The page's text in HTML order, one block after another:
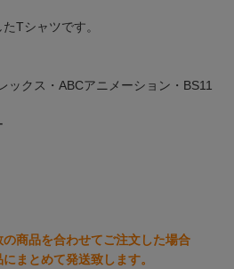
Tシャツです。
ックス・ABCアニメーション・BS11
商品を合わせてご注文した場合
まとめて発送致します。